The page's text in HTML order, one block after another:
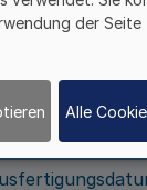
zur
der
Alle